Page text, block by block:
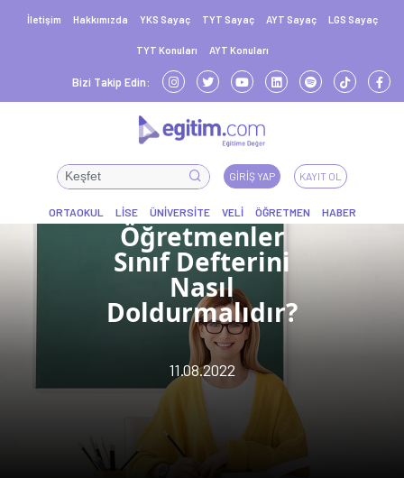
İletişim Hakkımızda YKS Sayaç TYT Sayaç AYT Sayaç LGS Sayaç
TYT Konuları AYT Konuları
Bizi Takip Edin:
GIRIŞ YAP KAYIT OL
Öğretmenler
Sınıf Defterini
Nasıl
Doldurmalıdır?
11.08.2022